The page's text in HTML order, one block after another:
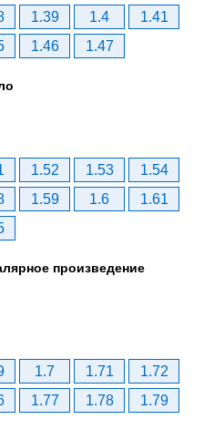
1.39 1.4
1.41
1.46 1.47
1.52 1.53
1.54
1.59 1.6
1.61
произведение
1.7 1.71
1.72
1.77 1.78
1.79